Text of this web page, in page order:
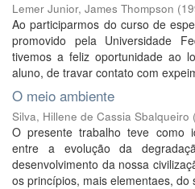
Lemer Junior, James Thompson (
Ao participarmos do curso de
promovido pela Universidade
tivemos a feliz oportunidade ao
aluno, de travar contato com
O meio ambiente
Silva, Hillene de Cassia Sbalqueiro (
O presente trabalho teve como
entre a evolução da
desenvolvimento da nossa
os princípios, mais elementaes, do